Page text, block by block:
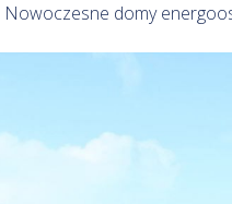
Nowoczesne domy